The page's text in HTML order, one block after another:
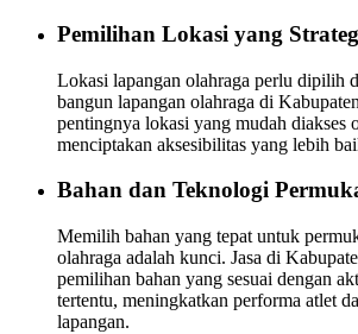
Pemilihan Lokasi yang
Lokasi lapangan olahraga perlu dipilih
bangun lapangan olahraga di
pentingnya lokasi yang mudah diakses
menciptakan aksesibilitas yang lebih
Bahan dan Teknologi
Memilih bahan yang tepat untuk
olahraga adalah kunci. Jasa di
pemilihan bahan yang sesuai dengan
tertentu, meningkatkan performa atlet
lapangan.